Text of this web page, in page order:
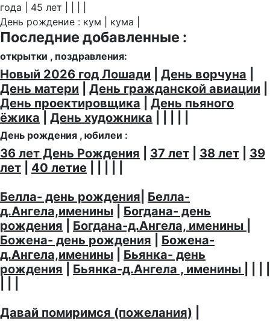
года | 45 лет | | | |
День рождение : кум | кума |
Последние добавленные :
открытки , поздравления:
Новый 2026 год Лошади День ворчуна
День матери
День гражданской авиации
День проектировщика
День пьяного
ёжика
День художника
День рождения , юбилеи :
36 лет День Рождения 37 лет 38 лет
39
лет
40 летие
Белла- день рождения Белла-
д.Ангела,именины
Богдана- день
рождения
Богдана-д.Ангела, именины
Божена- день рождения
Божена-
д.Ангела,именины
Бьянка- день
рождения
Бьянка-д.Ангела , именины
Давай помиримся (пожелания)